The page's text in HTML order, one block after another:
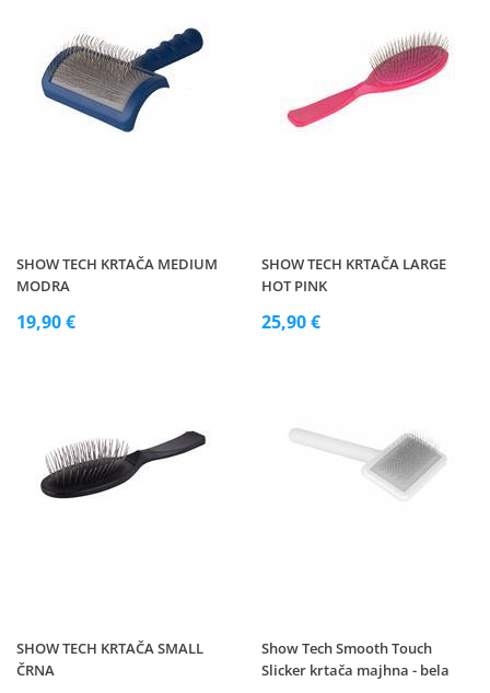
SHOW TECH KRTAČA MEDIUM
MODRA
19,90 €
SHOW TECH KRTAČA LARGE
HOT PINK
25,90 €
SHOW TECH KRTAČA SMALL
ČRNA
Show Tech Smooth Touch
Slicker krtača majhna - bela